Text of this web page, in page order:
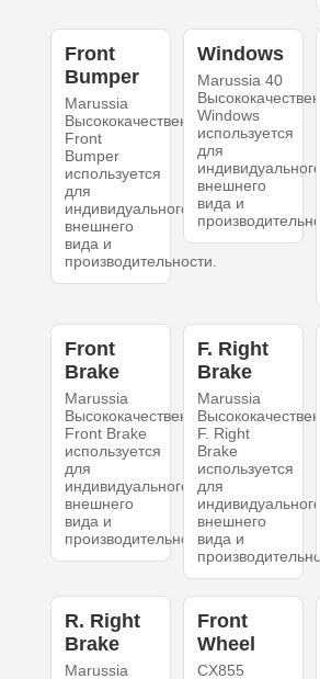
Front
Bumper
Marussia
Высококачественный
Front
Bumper
используется
для
индивидуального
внешнего
вида и
производительности.
Windows
Marussia 40
Windows
используется
для
индивидуального
внешнего
вида и
Front
Brake
Marussia
Высококачественный
Front Brake
используется
для
индивидуального
внешнего
вида и
производительности.
F. Right
Brake
Marussia
F. Right
Brake
используется
для
индивидуального
внешнего
вида и
R. Right
Brake
Marussia
Front
Wheel
CX855